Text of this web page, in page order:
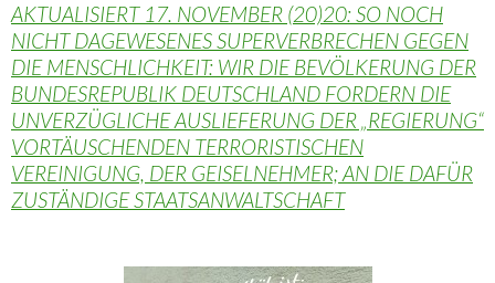
AKTUALISIERT 17. NOVEMBER (20)20: SO NOCH
NICHT DAGEWESENES SUPERVERBRECHEN GEGEN
DIE MENSCHLICHKEIT: WIR DIE BEVÖLKERUNG DER
BUNDESREPUBLIK DEUTSCHLAND FORDERN DIE
UNVERZÜGLICHE AUSLIEFERUNG DER „REGIERUNG“
VORTÄUSCHENDEN TERRORISTISCHEN
VEREINIGUNG, DER GEISELNEHMER; AN DIE DAFÜR
ZUSTÄNDIGE STAATSANWALTSCHAFT